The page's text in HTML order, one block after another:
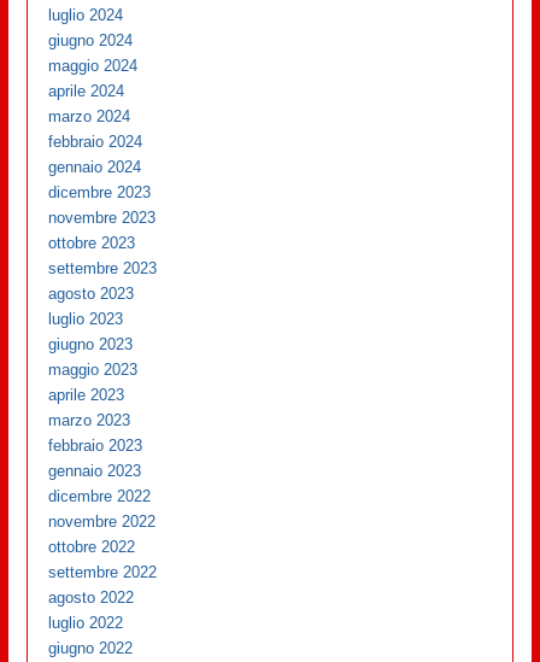
luglio 2024
giugno 2024
maggio 2024
aprile 2024
marzo 2024
febbraio 2024
gennaio 2024
dicembre 2023
novembre 2023
ottobre 2023
settembre 2023
agosto 2023
luglio 2023
giugno 2023
maggio 2023
aprile 2023
marzo 2023
febbraio 2023
gennaio 2023
dicembre 2022
novembre 2022
ottobre 2022
settembre 2022
agosto 2022
luglio 2022
giugno 2022